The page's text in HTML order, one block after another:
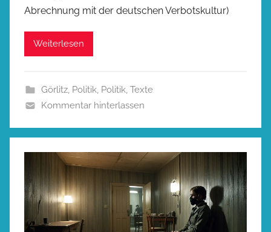
Abrechnung mit der deutschen Verbotskultur)
Weiterlesen
Görlitz, Politik, Politik, Texte
Kommentar hinterlassen